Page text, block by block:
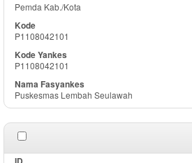
Pemda Kab./Kota
P1108042101
P1108042101
Puskesmas Lembah Seulawah